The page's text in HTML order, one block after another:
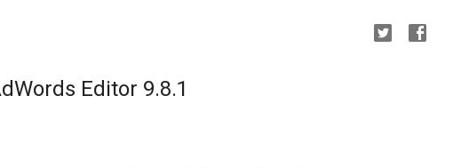
Editor 9.8.1